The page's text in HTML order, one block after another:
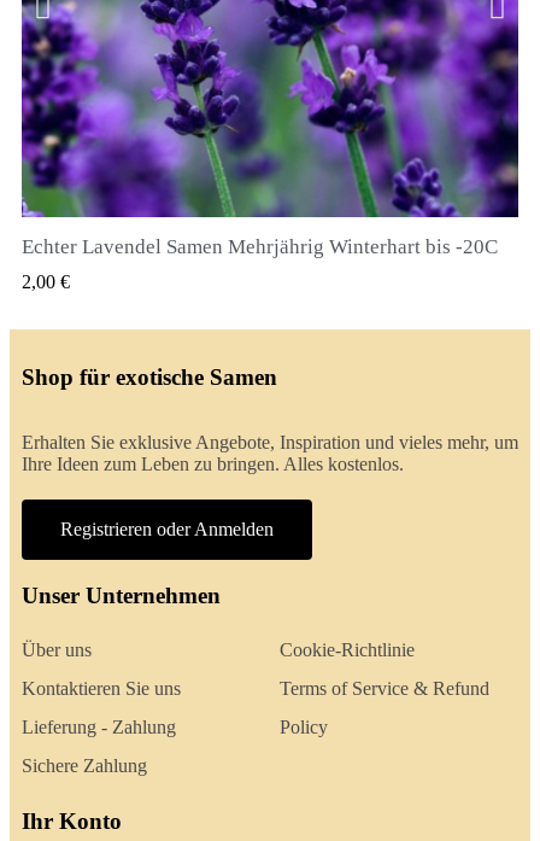
QUICK VIEW
Echter Lavendel Samen Mehrjährig Winterhart bis -20C
2,00 €
Shop für exotische Samen
Erhalten Sie exklusive Angebote, Inspiration und vieles mehr, um
Ihre Ideen zum Leben zu bringen. Alles kostenlos.
Registrieren oder Anmelden
Unser Unternehmen
Über uns
Kontaktieren Sie uns
Lieferung - Zahlung
Sichere Zahlung
Cookie-Richtlinie
Terms of Service & Refund
Policy
Ihr Konto